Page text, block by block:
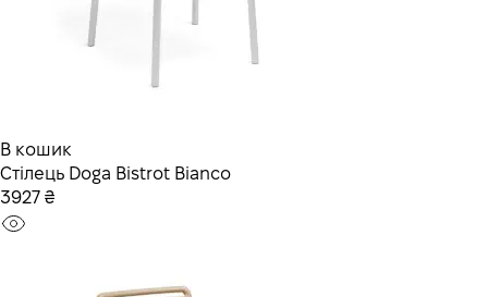
В кошик
Стілець Doga Bistrot Bianco
3927 ₴